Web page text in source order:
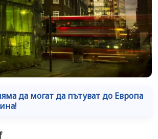
да могат да пътуват до Европа